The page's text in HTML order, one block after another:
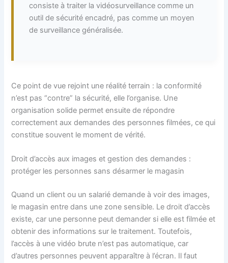
consiste à traiter la vidéosurveillance comme un
outil de sécurité encadré, pas comme un moyen
de surveillance généralisée.
Ce point de vue rejoint une réalité terrain : la conformité
n’est pas “contre” la sécurité, elle l’organise. Une
organisation solide permet ensuite de répondre
correctement aux demandes des personnes filmées, ce qui
constitue souvent le moment de vérité.
Droit d’accès aux images et gestion des demandes :
protéger les personnes sans désarmer le magasin
Quand un client ou un salarié demande à voir des images,
le magasin entre dans une zone sensible. Le droit d’accès
existe, car une personne peut demander si elle est filmée et
obtenir des informations sur le traitement. Toutefois,
l’accès à une vidéo brute n’est pas automatique, car
d’autres personnes peuvent apparaître à l’écran. Il faut